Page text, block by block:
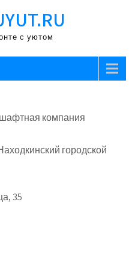
с уютом
компания
городской
35